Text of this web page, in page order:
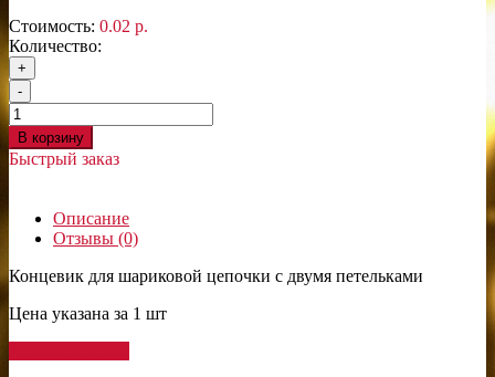
Стоимость: 0.02 р.
Количество:
+
-
В корзину
Быстрый заказ
Описание
Отзывы (0)
Концевик для шариковой цепочки с двумя петельками
Цена указана за 1 шт